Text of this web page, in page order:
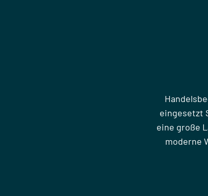
eingesetzt
eine große
moderne